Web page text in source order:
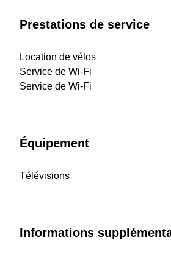
Prestations de service
Location de vélos
Service de Wi-Fi
Service de Wi-Fi
Équipement
Télévisions
Informations